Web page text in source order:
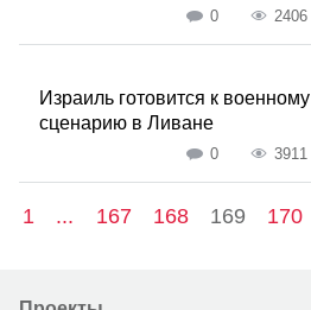
0 2406
Израиль готовится к военному
сценарию в Ливане
0 3911
1 ... 167 168 169 170